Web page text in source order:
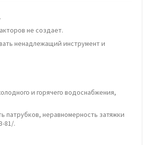
не создает.
ненадлежащий инструмент и
и горячего водоснабжения,
патрубков, неравномерность затяжки
81/.